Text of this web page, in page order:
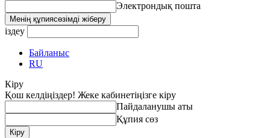
Электрондық пошта
іздеу
Байланыс
RU
Кіру
Қош келдіңіздер! Жеке кабинетіңізге кіру
Пайдаланушы аты
Құпия сөз